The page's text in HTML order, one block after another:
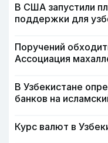
В США запустили
поддержки для
Поручений
Ассоциация
В Узбекистане
банков на
Курс валют в